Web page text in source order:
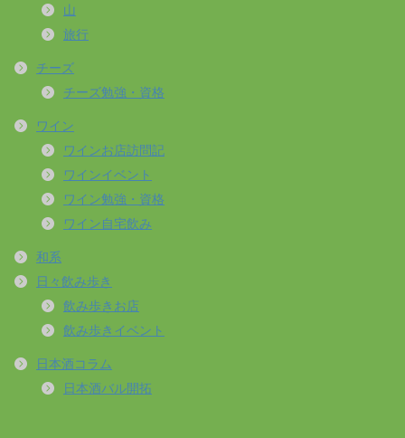
山
旅行
チーズ
チーズ勉強・資格
ワイン
ワインお店訪問記
ワインイベント
ワイン勉強・資格
ワイン自宅飲み
和系
日々飲み歩き
飲み歩きお店
飲み歩きイベント
日本酒コラム
日本酒バル開拓